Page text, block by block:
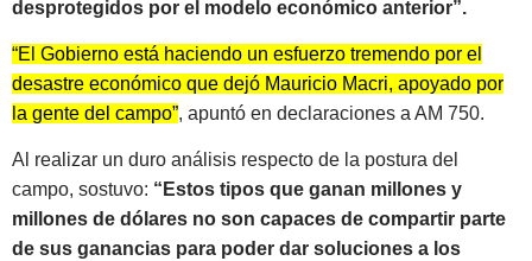
desprotegidos por el modelo económico anterior”.
“El Gobierno está haciendo un esfuerzo tremendo por el
desastre económico que dejó Mauricio Macri, apoyado por
la gente del campo”, apuntó en declaraciones a AM 750.
Al realizar un duro análisis respecto de la postura del
campo, sostuvo: “Estos tipos que ganan millones y
millones de dólares no son capaces de compartir parte
de sus ganancias para poder dar soluciones a los